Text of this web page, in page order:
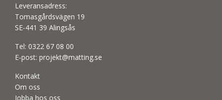
Leveransadress:
Tomasgårdsvägen 19
SE-441 39 Alingsås
Tel: 0322 67 08 00
E-post: projekt@matting.se
Kontakt
Om oss
Jobba hos oss